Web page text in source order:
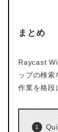
まとめ
Raycast
ップの検
作業を格段